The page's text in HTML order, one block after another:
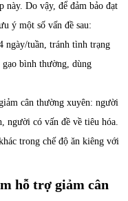
này. Do vậy, để đảm bảo đạt
ý một số vấn đề sau:
ngày/tuần, tránh tình trạng
bình thường, dùng
cân thường xuyên: người
người có vấn đề về tiêu hóa.
trong chế độ ăn kiêng với
hỗ trợ giảm cân